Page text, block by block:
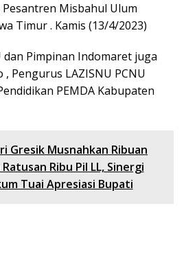
Misbahul Ulum
Timur . Kamis (13/4/2023)
dan Pimpinan Indomaret juga
Pengurus LAZISNU PCNU
PEMDA Kabupaten
Gresik Musnahkan Ribuan
Ribu Pil LL, Sinergi
Tuai Apresiasi Bupati